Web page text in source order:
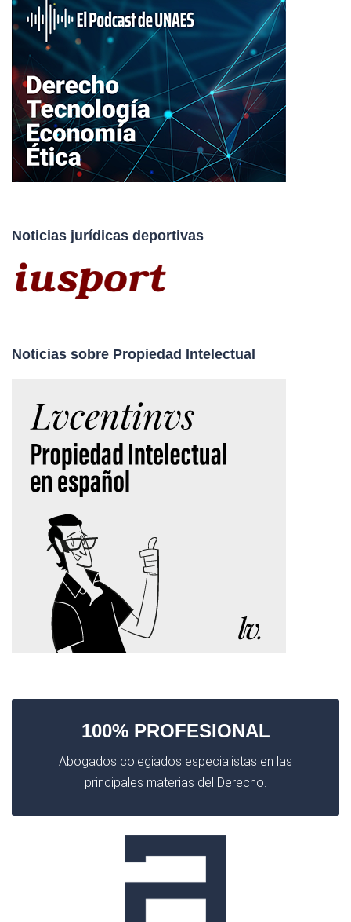
Noticias jurídicas deportivas
Noticias sobre Propiedad Intelectual
100% PROFESIONAL
Abogados colegiados especialistas en las
principales materias del Derecho.